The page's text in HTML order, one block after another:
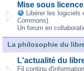
Mise sous
Libérer les logiciels
Commons).
Un forum en
La philosophie du
L'actualité du
Fil continu